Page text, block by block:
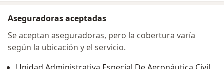
Aseguradoras aceptadas
Se aceptan aseguradoras, pero la cobertura varía
según la ubicación y el servicio.